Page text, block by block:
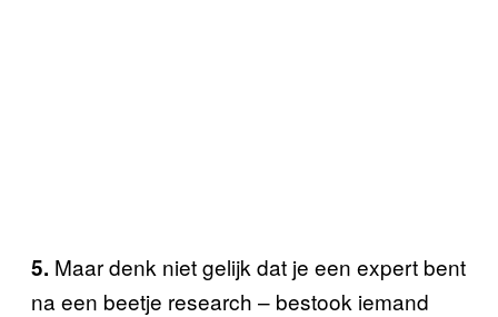
5. Maar denk niet gelijk dat je een expert bent
na een beetje research – bestook iemand